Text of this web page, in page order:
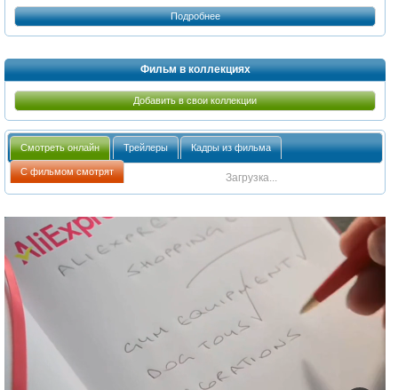
Подробнее
Фильм в коллекциях
Добавить в свои коллекции
Смотреть онлайн Трейлеры Кадры из фильма
С фильмом смотрят Загрузка...